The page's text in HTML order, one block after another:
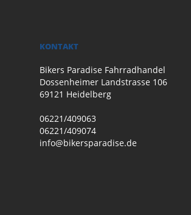
KONTAKT
Bikers Paradise Fahrradhandel
Dossenheimer Landstrasse 106
69121 Heidelberg
06221/409063
06221/409074
info@bikersparadise.de